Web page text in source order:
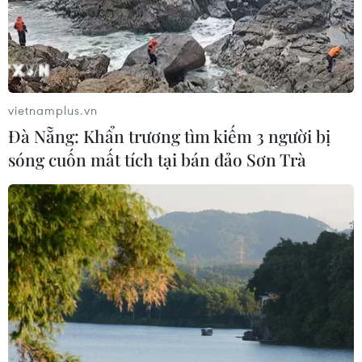
Mỹ dự chi thêm 1,4 tỷ USD cho hoạt
động của Vệ binh Quốc gia
05/08/2026 03:26
Xem thêm
CƠ QUAN CHỦ QUẢN: THÔNG TẤN XÃ VIỆT NAM
Tổng Biên tập: TRẦN TIẾN DUẨN
Phó Tổng Biên tập: NGUYỄN THỊ TÁM, KHÚC THANH
THỦY
vietnamplus.vn
Đà Nẵng: Khẩn trương tìm kiếm 3 người bị
sóng cuốn mất tích tại bán đảo Sơn Trà